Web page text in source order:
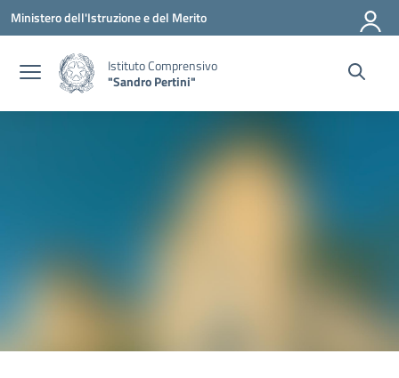
Vai ai contenuti
Vai al menu di navigazione
Vai al footer
Ministero dell'Istruzione e del Merito
Istituto Comprensivo
"Sandro Pertini"